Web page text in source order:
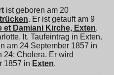
ist geboren am 20
. Er ist getauft am 9
et Damiani Kirche, Exten.
lt. Taufeintrag in Exten.
am 24 September 1857 in
24; Cholera. Er wird
1857 in Exten.